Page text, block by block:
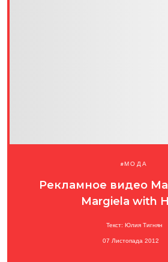
МОДА
Рекламное видео
Margiela with
Текст: Юлия Тигнян
07 Листопада 2012